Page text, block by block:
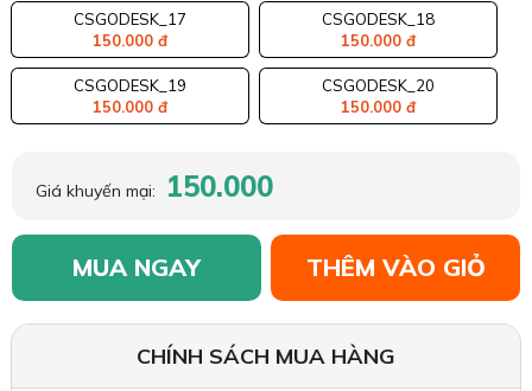
CSGODESK_17
150.000 đ
CSGODESK_18
150.000 đ
CSGODESK_19
150.000 đ
CSGODESK_20
150.000 đ
Giá khuyến mại: 150.000
MUA NGAY THÊM VÀO GIỎ
CHÍNH SÁCH MUA HÀNG